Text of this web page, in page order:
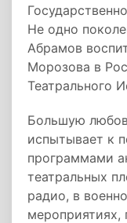
Не одно
Абрамов
Морозова в
Театрального
Большую
испытывает к
программами
театральных
радио, в
мероприятиях,